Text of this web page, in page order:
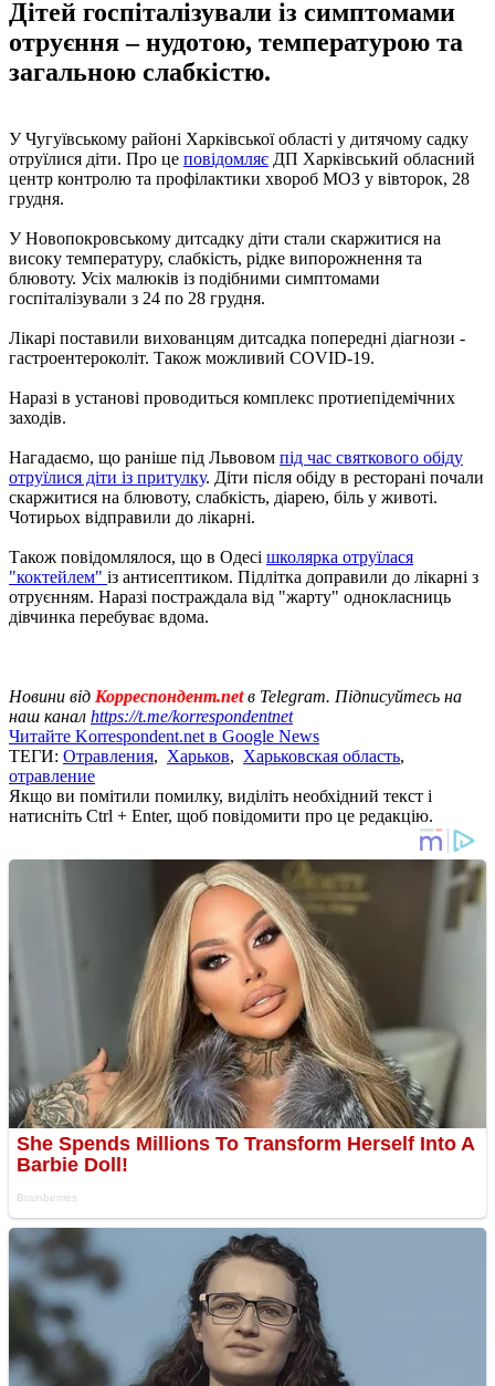
Дітей госпіталізували із симптомами
отруєння – нудотою, температурою та
загальною слабкістю.
У Чугуївському районі Харківської області у дитячому садку
отруїлися діти. Про це повідомляє ДП Харківський обласний
центр контролю та профілактики хвороб МОЗ у вівторок, 28
грудня.
У Новопокровському дитсадку діти стали скаржитися на
високу температуру, слабкість, рідке випорожнення та
блювоту. Усіх малюків із подібними симптомами
госпіталізували з 24 по 28 грудня.
Лікарі поставили вихованцям дитсадка попередні діагнози -
гастроентероколіт. Також можливий COVID-19.
Наразі в установі проводиться комплекс протиепідемічних
заходів.
Нагадаємо, що раніше під Львовом під час святкового обіду
отруїлися діти із притулку. Діти після обіду в ресторані почали
скаржитися на блювоту, слабкість, діарею, біль у животі.
Чотирьох відправили до лікарні.
Також повідомлялося, що в Одесі школярка отруїлася
"коктейлем" із антисептиком. Підлітка доправили до лікарні з
отруєнням. Наразі постраждала від "жарту" однокласниць
дівчинка перебуває вдома.
Новини від Корреспондент.netв Telegram. Підписуйтесь на
наш канал https://t.me/korrespondentnet
Читайте Korrespondent.net в Google News
ТЕГИ: Отравления, Харьков, Харьковская область,
отравление
Якщо ви помітили помилку, виділіть необхідний текст і
натисніть Ctrl + Enter, щоб повідомити про це редакцію.